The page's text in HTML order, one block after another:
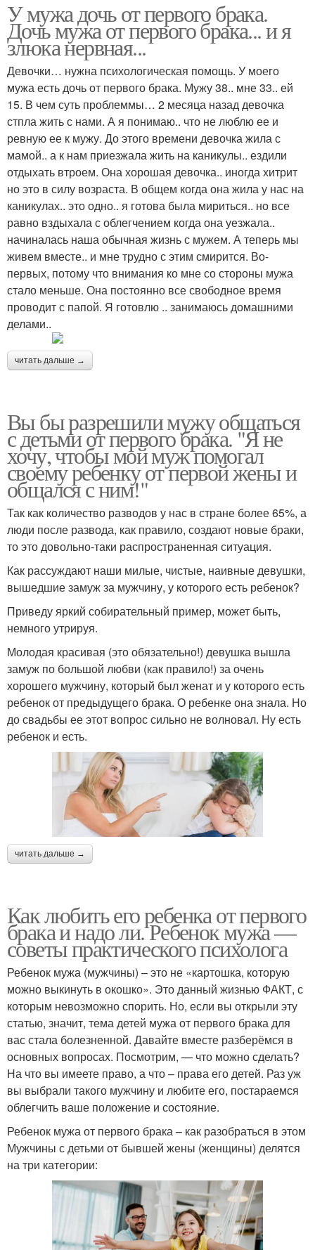
У мужа дочь от первого брака.
Дочь мужа от первого брака... и я
злюка нервная...
Девочки… нужна психологическая помощь. У моего
мужа есть дочь от первого брака. Мужу 38.. мне 33.. ей
15. В чем суть проблеммы… 2 месяца назад девочка
стпла жить с нами. А я понимаю.. что не люблю ее и
ревную ее к мужу. До этого времени девочка жила с
мамой.. а к нам приезжала жить на каникулы.. ездили
отдыхать втроем. Она хорошая девочка.. иногда хитрит
но это в силу возраста. В общем когда она жила у нас на
каникулах.. это одно.. я готова была мириться.. но все
равно вздыхала с облегчением когда она уезжала..
начиналась наша обычная жизнь с мужем. А теперь мы
живем вместе.. и мне трудно с этим смирится. Во-
первых, потому что внимания ко мне со стороны мужа
стало меньше. Она постоянно все свободное время
проводит с папой. Я готовлю .. занимаюсь домашними
делами..
читать дальше →
Вы бы разрешили мужу общаться
с детьми от первого брака. "Я не
хочу, чтобы мой муж помогал
своему ребенку от первой жены и
общался с ним!"
Так как количество разводов у нас в стране более 65%, а
люди после развода, как правило, создают новые браки,
то это довольно-таки распространенная ситуация.
Как рассуждают наши милые, чистые, наивные девушки,
вышедшие замуж за мужчину, у которого есть ребенок?
Приведу яркий собирательный пример, может быть,
немного утрируя.
Молодая красивая (это обязательно!) девушка вышла
замуж по большой любви (как правило!) за очень
хорошего мужчину, который был женат и у которого есть
ребенок от предыдущего брака. О ребенке она знала. Но
до свадьбы ее этот вопрос сильно не волновал. Ну есть
ребенок и есть.
читать дальше →
Как любить его ребенка от первого
брака и надо ли. Ребенок мужа —
советы практического психолога
Ребенок мужа (мужчины) – это не «картошка, которую
можно выкинуть в окошко». Это данный жизнью ФАКТ, с
которым невозможно спорить. Но, если вы открыли эту
статью, значит, тема детей мужа от первого брака для
вас стала болезненной. Давайте вместе разберёмся в
основных вопросах. Посмотрим, — что можно сделать?
На что вы имеете право, а что – права его детей. Раз уж
вы выбрали такого мужчину и любите его, постараемся
облегчить ваше положение и состояние.
Ребенок мужа от первого брака – как разобраться в этом
Мужчины с детьми от бывшей жены (женщины) делятся
на три категории: